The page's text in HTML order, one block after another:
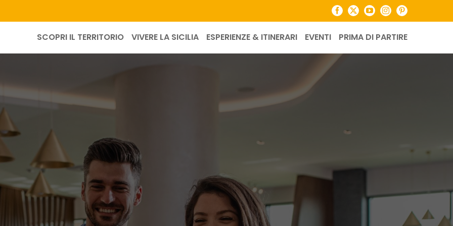
Facebook
X YouTubeInstagramPinterest
SCOPRI IL TERRITORIO VIVERE LA SICILIA ESPERIENZE & ITINERARI EVENTI PRIMA DI PARTIRE